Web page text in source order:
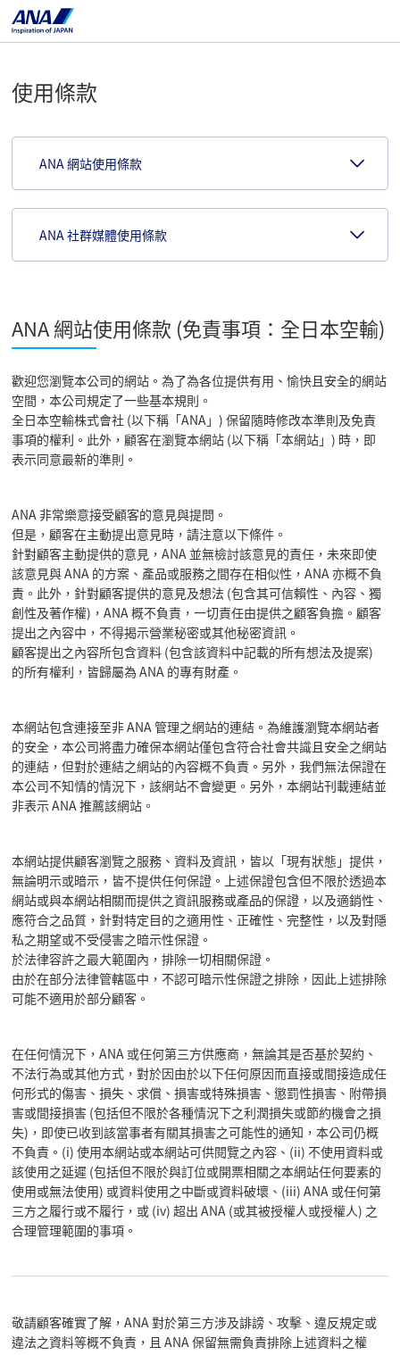
使用條款
ANA 網站使用條款
ANA 社群媒體使用條款
ANA 網站使用條款 (免責事項：全日本空輸)
歡迎您瀏覽本公司的網站。為了為各位提供有用、愉快且安全的網站
空間，本公司規定了一些基本規則。
全日本空輸株式會社 (以下稱「ANA」) 保留隨時修改本準則及免責
事項的權利。此外，顧客在瀏覽本網站 (以下稱「本網站」) 時，即
表示同意最新的準則。
ANA 非常樂意接受顧客的意見與提問。
但是，顧客在主動提出意見時，請注意以下條件。
針對顧客主動提供的意見，ANA 並無檢討該意見的責任，未來即使
該意見與 ANA 的方案、產品或服務之間存在相似性，ANA 亦概不負
責。此外，針對顧客提供的意見及想法 (包含其可信賴性、內容、獨
創性及著作權)，ANA 概不負責，一切責任由提供之顧客負擔。顧客
提出之內容中，不得揭示營業秘密或其他秘密資訊。
顧客提出之內容所包含資料 (包含該資料中記載的所有想法及提案)
的所有權利，皆歸屬為 ANA 的專有財產。
本網站包含連接至非 ANA 管理之網站的連結。為維護瀏覽本網站者
的安全，本公司將盡力確保本網站僅包含符合社會共識且安全之網站
的連結，但對於連結之網站的內容概不負責。另外，我們無法保證在
本公司不知情的情況下，該網站不會變更。另外，本網站刊載連結並
非表示 ANA 推薦該網站。
本網站提供顧客瀏覽之服務、資料及資訊，皆以「現有狀態」提供，
無論明示或暗示，皆不提供任何保證。上述保證包含但不限於透過本
網站或與本網站相關而提供之資訊服務或產品的保證，以及適銷性、
應符合之品質，針對特定目的之適用性、正確性、完整性，以及對隱
私之期望或不受侵害之暗示性保證。
於法律容許之最大範圍內，排除一切相關保證。
由於在部分法律管轄區中，不認可暗示性保證之排除，因此上述排除
可能不適用於部分顧客。
在任何情況下，ANA 或任何第三方供應商，無論其是否基於契約、
不法行為或其他方式，對於因由於以下任何原因而直接或間接造成任
何形式的傷害、損失、求償、損害或特殊損害、懲罰性損害、附帶損
害或間接損害 (包括但不限於各種情況下之利潤損失或節約機會之損
失)，即使已收到該當事者有關其損害之可能性的通知，本公司仍概
不負責。(i) 使用本網站或本網站可供閱覽之內容、(ii) 不使用資料或
該使用之延遲 (包括但不限於與訂位或開票相關之本網站任何要素的
使用或無法使用) 或資料使用之中斷或資料破壞、(iii) ANA 或任何第
三方之履行或不履行，或 (iv) 超出 ANA (或其被授權人或授權人) 之
合理管理範圍的事項。
敬請顧客確實了解，ANA 對於第三方涉及誹謗、攻擊、違反規定或
違法之資料等概不負責，且 ANA 保留無需負責排除上述資料之權